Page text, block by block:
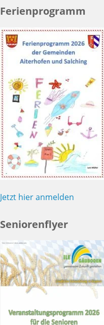
Ferienprogramm
Jetzt hier anmelden
Seniorenflyer